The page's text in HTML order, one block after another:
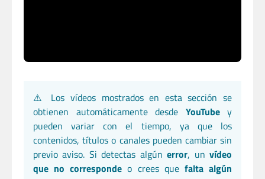
⚠️ Los vídeos mostrados en esta sección se
obtienen automáticamente desde YouTubey
pueden variar con el tiempo, ya que los
contenidos, títulos o canales pueden cambiar sin
previo aviso. Si detectas algúnerror, unvídeo
que no corresponde o crees que falta algún